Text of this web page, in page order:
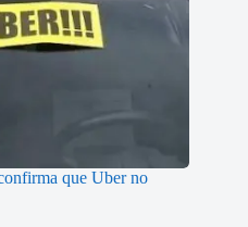
que Uber no